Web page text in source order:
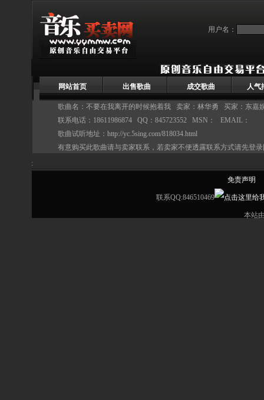
用户名：
网站首页 出售歌曲 成交歌曲 人气
歌曲名：不要在我离开的时候抱着我 卖家： 林华勇 买家：东嘉
联系电话：18611986874 QQ：845723552 MSN： EMAIL：
歌曲试听地址： http://yc.5sing.com/818034.html
有意购买此歌曲请与卖家联系，若卖家不便透露联系方式请先登
:
免责声明
联系QQ:846510469
本站